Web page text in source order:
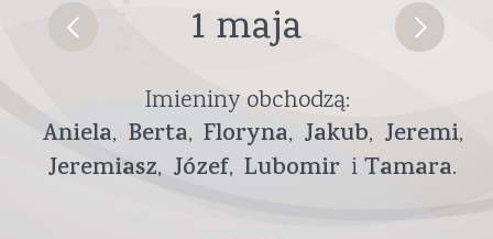
1 maja
Imieniny obchodzą:
Aniela Berta Floryna Jakub Jeremi
Jeremiasz Józef Lubomir Tamara